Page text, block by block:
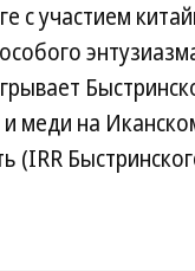
с участием
меди на
(IRR